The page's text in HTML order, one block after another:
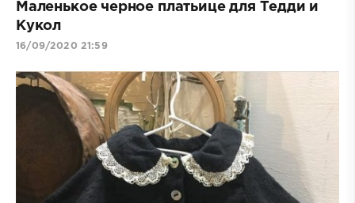
Маленькое черное платьице для Тедди и
Кукол
16/09/2020 21:59